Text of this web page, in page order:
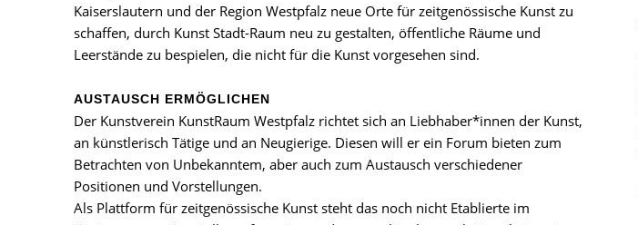
Kaiserslautern und der Region Westpfalz neue Orte für zeitgenössische Kunst zu
schaffen, durch Kunst Stadt-Raum neu zu gestalten, öffentliche Räume und
Leerstände zu bespielen, die nicht für die Kunst vorgesehen sind.
AUSTAUSCH ERMÖGLICHEN
Der Kunstverein KunstRaum Westpfalz richtet sich an Liebhaber*innen der Kunst,
an künstlerisch Tätige und an Neugierige. Diesen will er ein Forum bieten zum
Betrachten von Unbekanntem, aber auch zum Austausch verschiedener
Positionen und Vorstellungen.
Als Plattform für zeitgenössische Kunst steht das noch nicht Etablierte im